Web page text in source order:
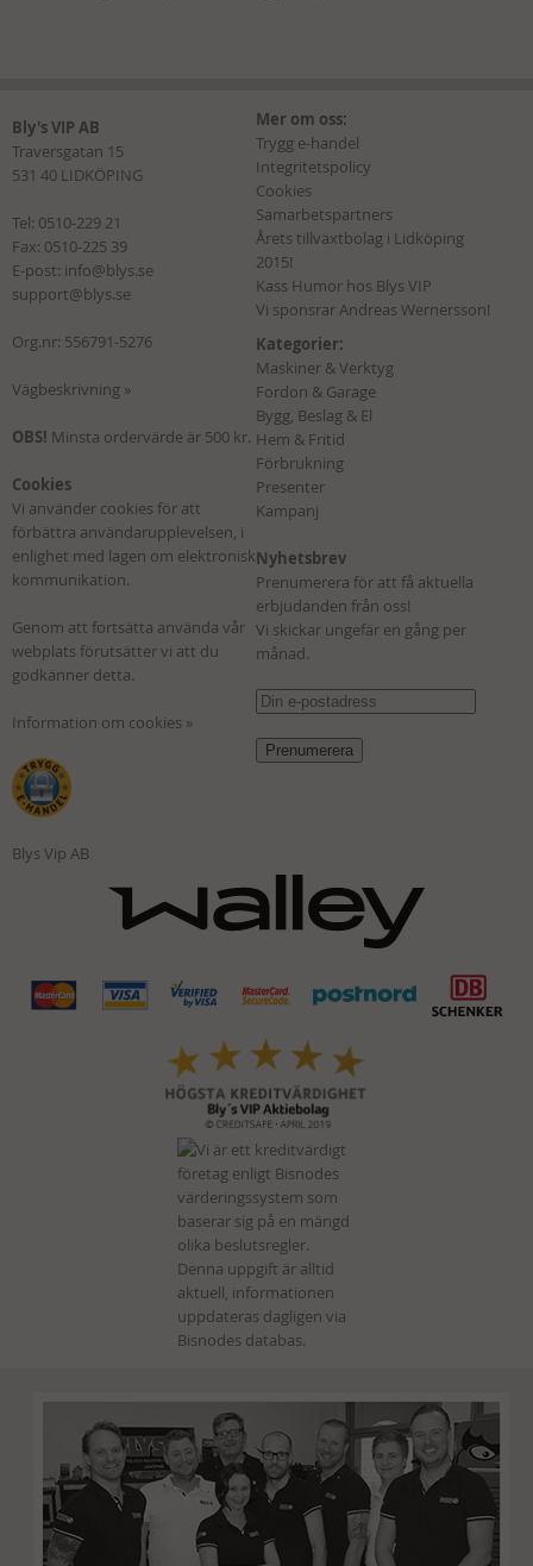
Bly's VIP AB
Traversgatan 15
531 40 LIDKÖPING
Tel: 0510-229 21
Fax: 0510-225 39
E-post: info@blys.se
support@blys.se
Org.nr: 556791-5276
Vägbeskrivning »
OBS! Minsta ordervärde är 500 kr.
Cookies
Vi använder cookies för att
förbättra användarupplevelsen, i
enlighet med lagen om elektronisk
kommunikation.
Genom att fortsätta använda vår
webplats förutsätter vi att du
godkänner detta.
Information om cookies »
Mer om oss:
Trygg e-handel
Integritetspolicy
Cookies
Samarbetspartners
Årets tillväxtbolag i Lidköping
2015!
Kass Humor hos Blys VIP
Vi sponsrar Andreas Wernersson!
Kategorier:
Maskiner & Verktyg
Fordon & Garage
Bygg, Beslag & El
Hem & Fritid
Förbrukning
Presenter
Kampanj
Nyhetsbrev
Prenumerera för att få aktuella
erbjudanden från oss!
Vi skickar ungefär en gång per
månad.
Blys Vip AB